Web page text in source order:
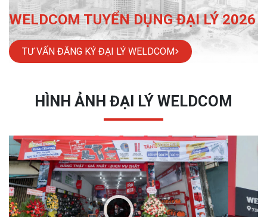
WELDCOM TUYỂN DỤNG ĐẠI LÝ 2026
TƯ VẤN ĐĂNG KÝ ĐẠI LÝ WELDCOM
HÌNH ẢNH ĐẠI LÝ WELDCOM